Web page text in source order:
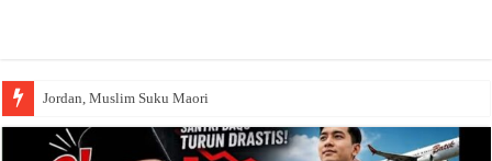
Jordan, Muslim Suku Maori